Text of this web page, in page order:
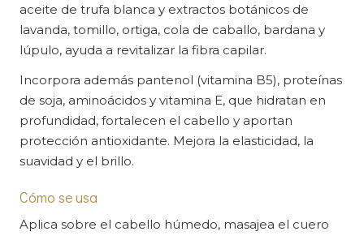
aceite de trufa blanca y extractos botánicos de
lavanda, tomillo, ortiga, cola de caballo, bardana y
lúpulo, ayuda a revitalizar la fibra capilar.
Incorpora además pantenol (vitamina B5), proteínas
de soja, aminoácidos y vitamina E, que hidratan en
profundidad, fortalecen el cabello y aportan
protección antioxidante. Mejora la elasticidad, la
suavidad y el brillo.
Cómo se usa
Aplica sobre el cabello húmedo, masajea el cuero